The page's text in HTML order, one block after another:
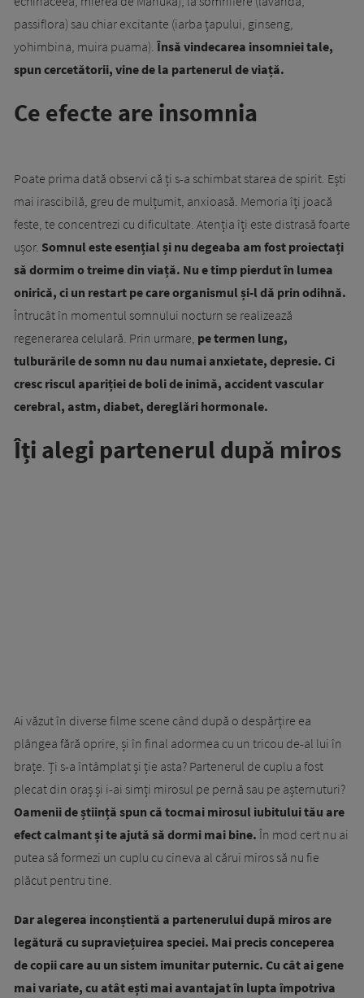
passiflora) sau chiar excitante (iarba țapului, ginseng,
yohimbina, muira puama). Însă vindecarea insomniei tale,
spun cercetătorii, vine de la partenerul de viață.
Ce efecte are insomnia
Poate prima dată observi că ți s-a schimbat starea de spirit. Ești
mai irascibilă, greu de mulțumit, anxioasă. Memoria îți joacă
feste, te concentrezi cu dificultate. Atenția îți este distrasă foarte
ușor. Somnul este esențial și nu degeaba am fost proiectați
să dormim o treime din viață. Nu e timp pierdut în lumea
onirică, ci un restart pe care organismul și-l dă prin odihnă.
Întrucât în momentul somnului nocturn se realizează
regenerarea celulară. Prin urmare, pe termen lung,
tulburările de somn nu dau numai anxietate, depresie. Ci
cresc riscul apariției de boli de inimă, accident vascular
cerebral, astm, diabet, dereglări hormonale.
Îți alegi partenerul după miros
Ai văzut în diverse filme scene când după o despărțire ea
plângea fără oprire, și în final adormea cu un tricou de-al lui în
brațe. Ți s-a întâmplat și ție asta? Partenerul de cuplu a fost
plecat din oraș și i-ai simți mirosul pe pernă sau pe așternuturi?
Oamenii de știință spun că tocmai mirosul iubitului tău are
efect calmant și te ajută să dormi mai bine. În mod cert nu ai
putea să formezi un cuplu cu cineva al cărui miros să nu fie
plăcut pentru tine.
Dar alegerea inconștientă a partenerului după miros are
legătură cu supraviețuirea speciei. Mai precis conceperea
de copii care au un sistem imunitar puternic. Cu cât ai gene
mai variate, cu atât ești mai avantajat în lupta împotriva